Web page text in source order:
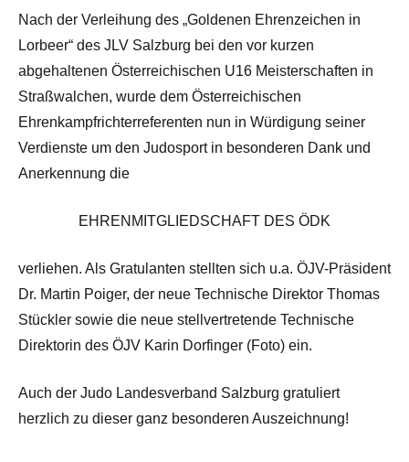
Nach der Verleihung des „Goldenen Ehrenzeichen in
Lorbeer“ des JLV Salzburg bei den vor kurzen
abgehaltenen Österreichischen U16 Meisterschaften in
Straßwalchen, wurde dem Österreichischen
Ehrenkampfrichterreferenten nun in Würdigung seiner
Verdienste um den Judosport in besonderen Dank und
Anerkennung die
EHRENMITGLIEDSCHAFT DES ÖDK
verliehen. Als Gratulanten stellten sich u.a. ÖJV-Präsident
Dr. Martin Poiger, der neue Technische Direktor Thomas
Stückler sowie die neue stellvertretende Technische
Direktorin des ÖJV Karin Dorfinger (Foto) ein.
Auch der Judo Landesverband Salzburg gratuliert
herzlich zu dieser ganz besonderen Auszeichnung!